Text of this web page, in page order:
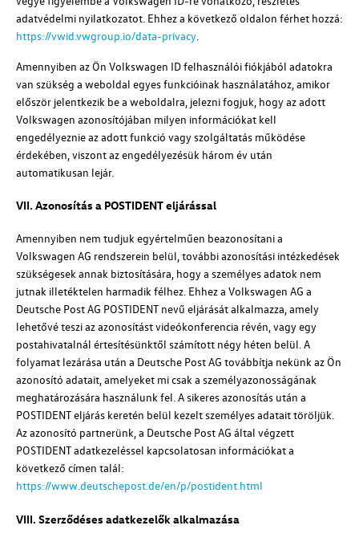
adatvédelmi nyilatkozatot. Ehhez a következő oldalon férhet hozzá:
https://vwid.vwgroup.io/data-privacy.
Amennyiben az Ön Volkswagen IDfelhasználói fiókjából adatokra
van szükség a weboldal egyes funkcióinak használatához, amikor
először jelentkezik be a weboldalra, jelezni fogjuk, hogy az adott
Volkswagen azonosítójában milyen információkat kell
engedélyeznie az adott funkció vagy szolgáltatás működése
érdekében, viszont az engedélyezésük három év után
automatikusan lejár.
VII. Azonosítás a POSTIDENT eljárással
Amennyiben nem tudjuk egyértelműen beazonosítani a
Volkswagen AG rendszerein belül, további azonosítási intézkedések
szükségesek annak biztosítására, hogy a személyes adatok nem
jutnak illetéktelen harmadik félhez. Ehhez a Volkswagen AG a
Deutsche Post AG POSTIDENT nevű eljárását alkalmazza, amely
lehetővé teszi az azonosítást videókonferencia révén, vagy egy
postahivatalnál értesítésünktől számított négy héten belül. A
folyamat lezárása után a Deutsche Post AG továbbítja nekünk az Ön
azonosító adatait, amelyeket mi csak a személyazonosságának
meghatározására használunk fel. A sikeres azonosítás után a
POSTIDENT eljárás keretén belül kezelt személyes adatait töröljük.
Az azonosító partnerünk, a Deutsche Post AG által végzett
POSTIDENT adatkezeléssel kapcsolatosan információkat a
következő címen talál:
https://www.deutschepost.de/en/p/postident.html
VIII. Szerződéses adatkezelők alkalmazása